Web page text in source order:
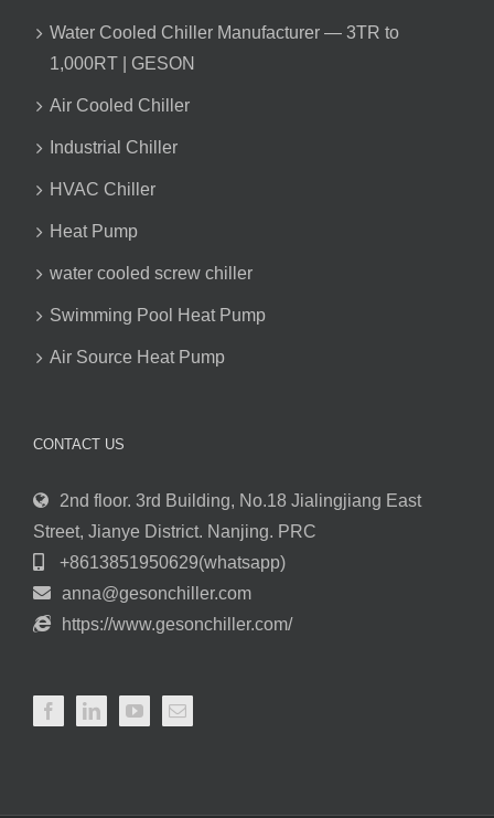
Water Cooled Chiller Manufacturer — 3TR to
1,000RT | GESON
Air Cooled Chiller
Industrial Chiller
HVAC Chiller
Heat Pump
water cooled screw chiller
Swimming Pool Heat Pump
Air Source Heat Pump
CONTACT US
2nd floor. 3rd Building, No.18 Jialingjiang East
Street, Jianye District. Nanjing. PRC
+8613851950629(whatsapp)
anna@gesonchiller.com
https://www.gesonchiller.com/